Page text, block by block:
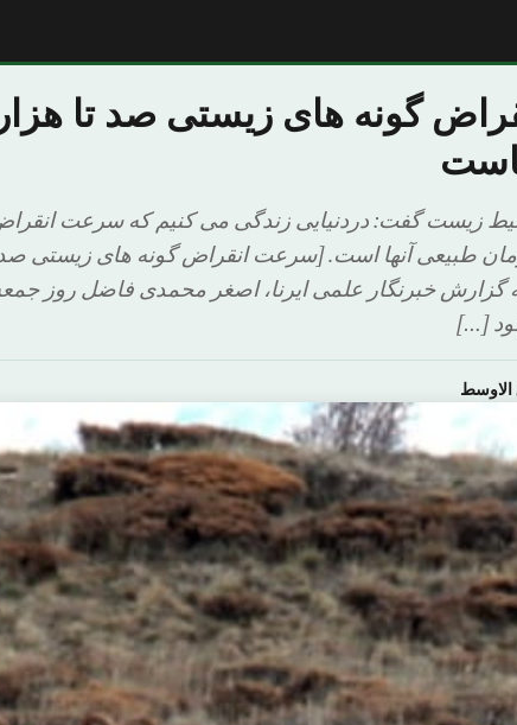
گونه های زیستی صد تا هزار
زیست گفت: دردنیایی زندگی می کنیم که سرعت
طبیعی آنها است. [سرعت انقراض گونه های زیستی صد
گزارش خبرنگار علمی ایرنا، اصغر محمدی فاضل روز
[…]